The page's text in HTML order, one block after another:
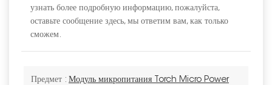
узнать более подробную информацию, пожалуйста,
оставьте сообщение здесь, мы ответим вам, как только
сможем.
Предмет : Модуль микропитания Torch Micro Power